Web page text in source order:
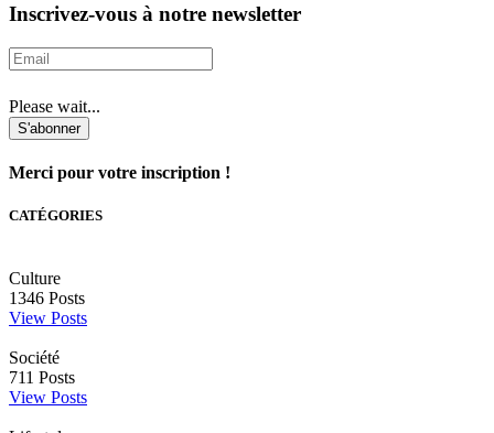
Inscrivez-vous à notre newsletter
Please wait...
S'abonner
Merci pour votre inscription !
CATÉGORIES
Culture
1346 Posts
View Posts
Société
711 Posts
View Posts